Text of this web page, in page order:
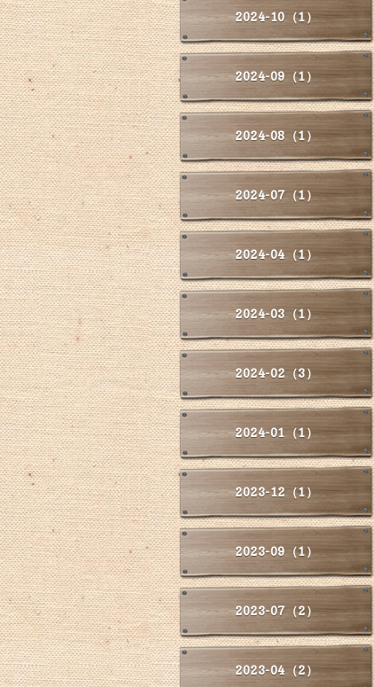
2024-10（1）
2024-09（1）
2024-08（1）
2024-07（1）
2024-04（1）
2024-03（1）
2024-02（3）
2024-01（1）
2023-12（1）
2023-09（1）
2023-07（2）
2023-04（2）